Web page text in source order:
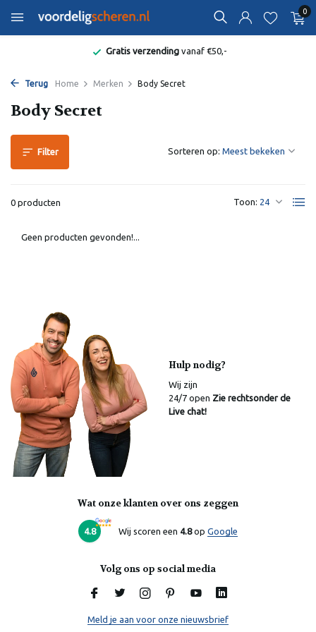
0
Gratis verzendingvanaf €50,-
Terug Home Merken Body Secret
Body Secret
Filter
0 producten Toon:
Sorteren op:
Geen producten gevonden!...
Hulp nodig?
Wij zijn
24/7 open Zie rechtsonder de
Live chat!
Wat onze klanten over ons zeggen
4.8 Wij scoren een 4.8op Google
Volg ons op social media
Meld je aan voor onze nieuwsbrief
Online